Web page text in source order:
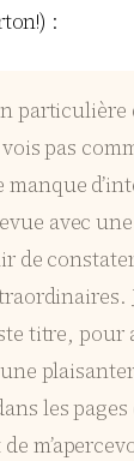
:
vois pas
avec
de
titre, pour
les